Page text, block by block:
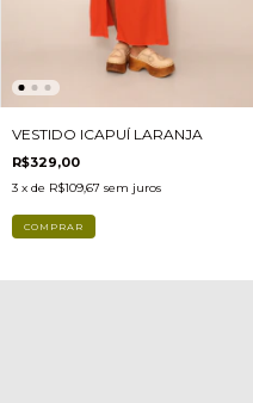
VESTIDO ICAPUÍ LARANJA
R$329,00
3 x de R$109,67 sem juros
COMPRAR